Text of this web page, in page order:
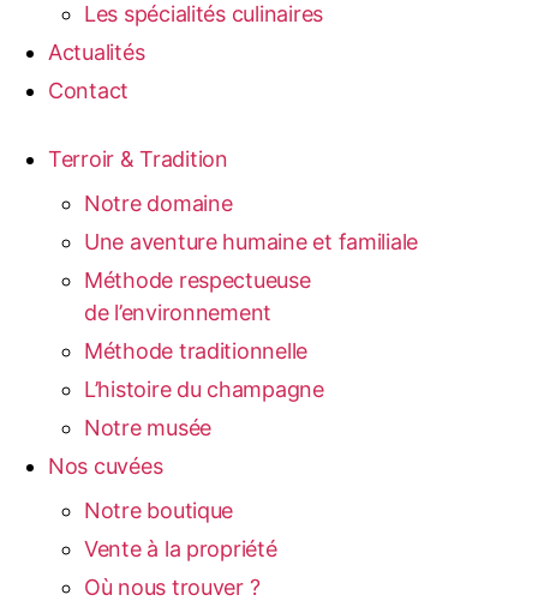
Les spécialités culinaires
Actualités
Contact
Terroir & Tradition
Notre domaine
Une aventure humaine et familiale
Méthode respectueuse
de l’environnement
Méthode traditionnelle
L’histoire du champagne
Notre musée
Nos cuvées
Notre boutique
Vente à la propriété
Où nous trouver ?